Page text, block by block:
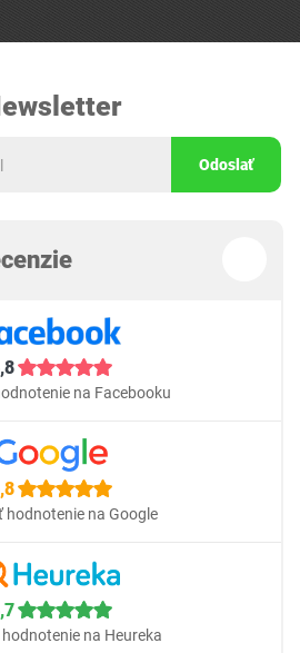
Odoslať
na Facebooku
hodnotenie na Google
na Heureka